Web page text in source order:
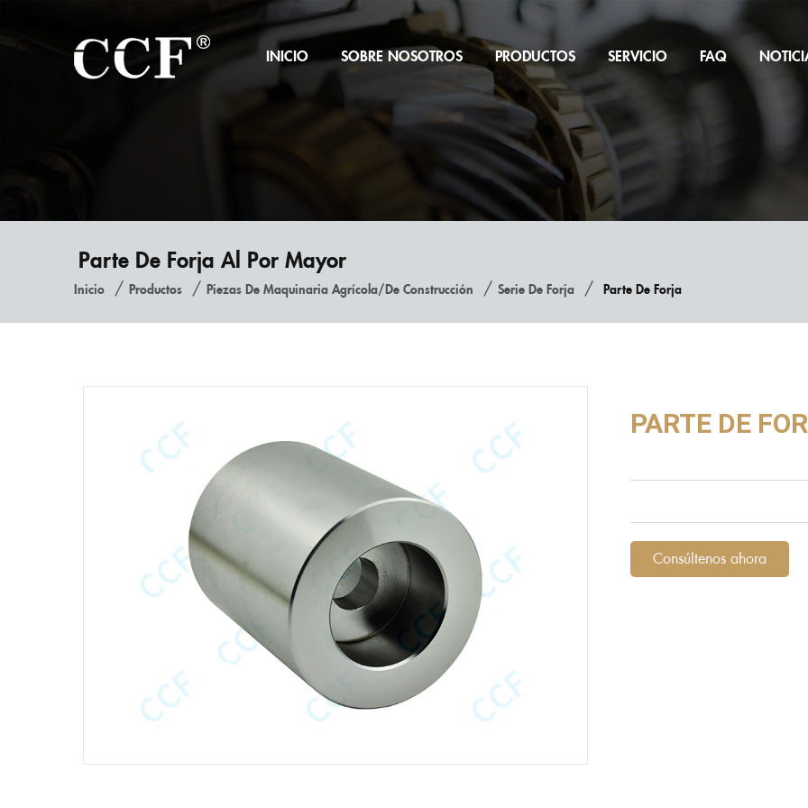
INICIO SOBRE NOSOTROS PRODUCTOS SERVICIO FAQ
Parte De Forja Al Por Mayor
Inicio /Productos /Piezas De Maquinaria Agrícola/de Construcción /Serie De Forja / Parte De Forja
PARTE DE
Consúltenos ahora